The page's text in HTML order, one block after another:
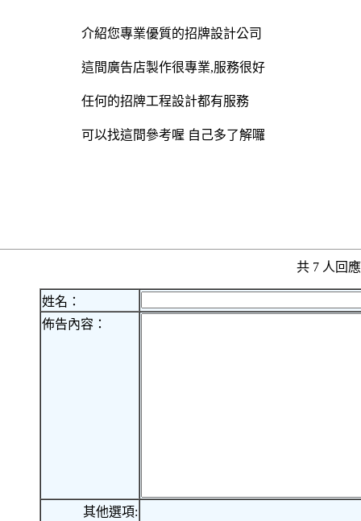
介紹您專業優質的招牌設計公司
這間廣告店製作很專業,服務很好
任何的招牌工程設計都有服務
可以找這間參考喔 自己多了解囉
共 7 人回
姓名：
佈告內容：
其他選項: